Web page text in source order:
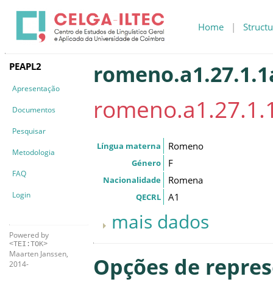
Home |
PEAPL2
Apresentação
Documentos
Pesquisar
Metodologia
FAQ
Login
Powered by
<TEI:TOK>
Maarten Janssen,
2014-
Língua materna Romeno
Género F
Nacionalidade Romena
QECRL A1
mais dados
Opções de